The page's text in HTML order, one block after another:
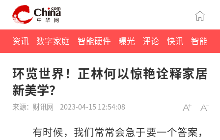
资讯 数字家庭 智能硬件 曝光 评论 快讯 智能
环览世界！正林何以惊艳诠释家居
新美学？
来源：财讯网 2023-04-15 12:54:08
有时候，我们常常会急于要一个答案，